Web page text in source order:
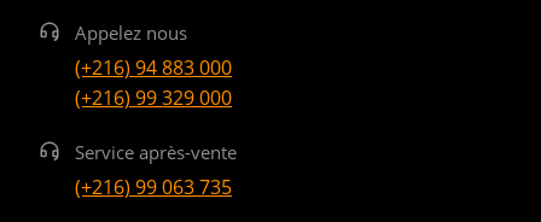
Appelez nous
(+216) 94 883 000
(+216) 99 329 000
Service après-vente
(+216) 99 063 735